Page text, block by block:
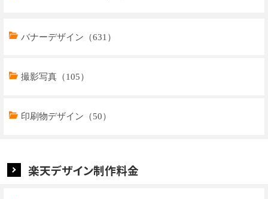
トップページデザイン（32）
商品ページデザイン（769）
特集ページデザイン（59）
バナーデザイン（631）
撮影写真（105）
印刷物デザイン（50）
楽天デザイン制作料金